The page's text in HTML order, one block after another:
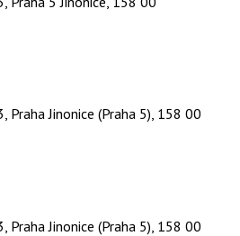
Jinonice (Praha 5), 158 00
Jinonice (Praha 5), 158 00